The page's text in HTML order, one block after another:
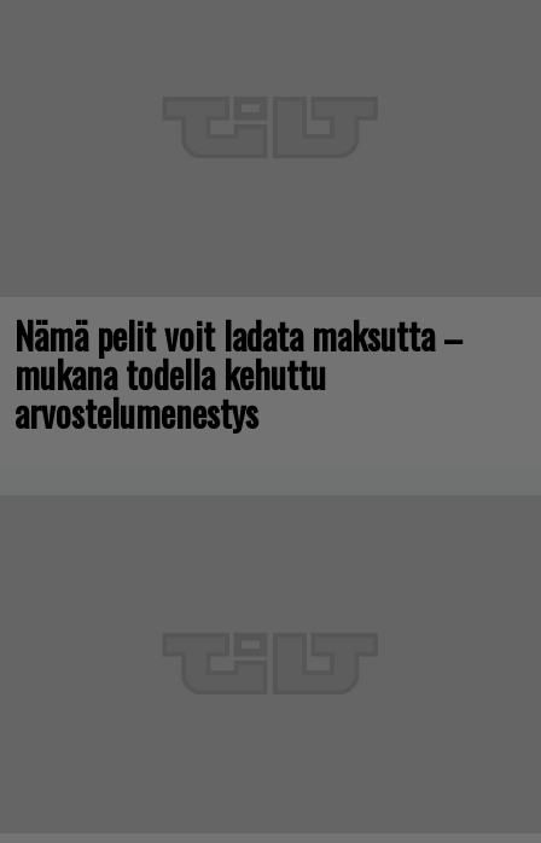
Nämä pelit voit ladata maksutta –
mukana todella kehuttu
arvostelumenestys